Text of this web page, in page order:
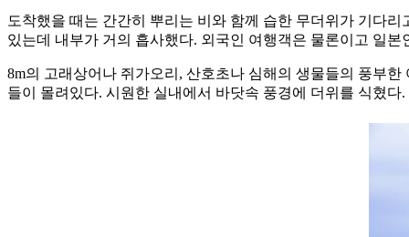
도착했을 때는 간간히 뿌리는 비와 함께 습한 무더위가 기다
있는데 내부가 거의 흡사했다. 외국인 여행객은 물론이고 일
8m의 고래상어나 쥐가오리, 산호초나 심해의 생물들의 풍부
들이 몰려있다. 시원한 실내에서 바닷속 풍경에 더위를 식혔다.